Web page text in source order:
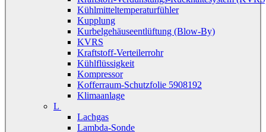
Kühlmitteltemperaturfühler
Kupplung
Kurbelgehäuseentlüftung (Blow-By)
KVRS
Kraftstoff-Verteilerrohr
Kühlflüssigkeit
Kompressor
Kofferraum-Schutzfolie 5908192
Klimaanlage
L
Lachgas
Lambda-Sonde